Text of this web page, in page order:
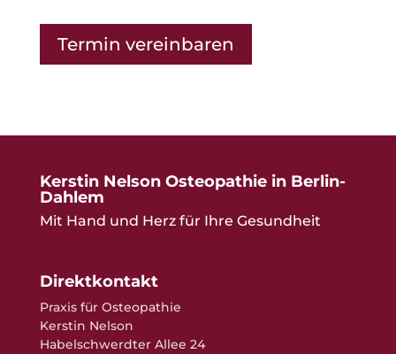
Termin vereinbaren
Kerstin Nelson Osteopathie in Berlin-
Dahlem
Mit Hand und Herz für Ihre Gesundheit
Direktkontakt
Praxis für Osteopathie
Kerstin Nelson
Habelschwerdter Allee 24